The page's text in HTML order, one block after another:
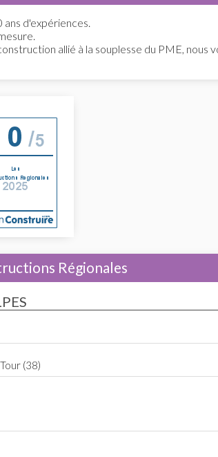
d'expériences.
allié à la souplesse du PME, nous
Régionales
(38)